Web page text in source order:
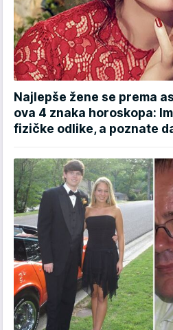
Najlepše žene se prema
ova 4 znaka horoskopa:
fizičke odlike, a poznate